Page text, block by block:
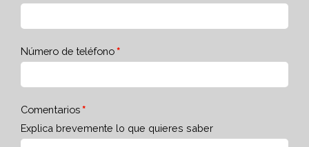
Número de teléfono
Comentarios
Explica brevemente lo que quieres saber